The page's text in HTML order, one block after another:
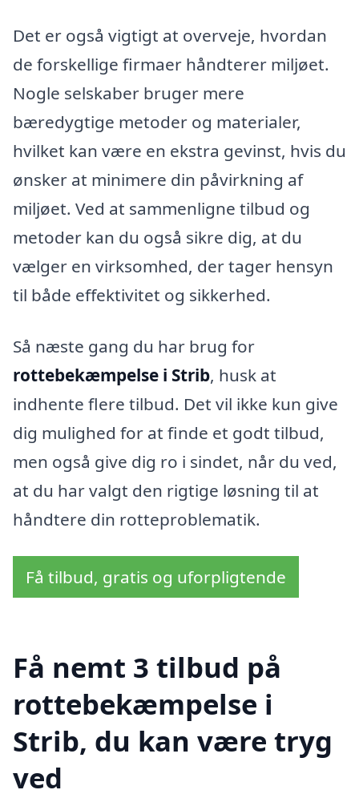
Det er også vigtigt at overveje, hvordan
de forskellige firmaer håndterer miljøet.
Nogle selskaber bruger mere
bæredygtige metoder og materialer,
hvilket kan være en ekstra gevinst, hvis du
ønsker at minimere din påvirkning af
miljøet. Ved at sammenligne tilbud og
metoder kan du også sikre dig, at du
vælger en virksomhed, der tager hensyn
til både effektivitet og sikkerhed.
Så næste gang du har brug for
rottebekæmpelse i Strib, husk at
indhente flere tilbud. Det vil ikke kun give
dig mulighed for at finde et godt tilbud,
men også give dig ro i sindet, når du ved,
at du har valgt den rigtige løsning til at
håndtere din rotteproblematik.
Få tilbud, gratis og uforpligtende
Få nemt 3 tilbud på
rottebekæmpelse i
Strib, du kan være tryg
ved